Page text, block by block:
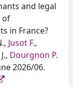
and legal
of
in France?
Jusot F.,
Dourgnon P.
2026/06.